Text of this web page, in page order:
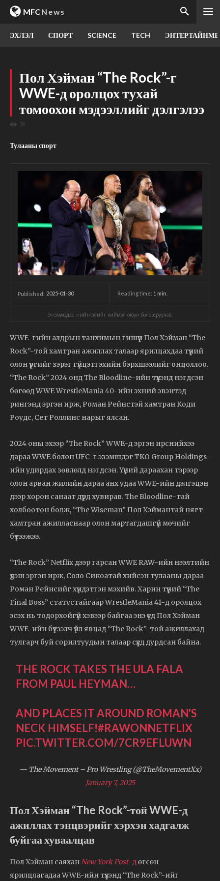
MFCNews
ЭХЛЭЛ СПОРТ SCIENCE TECH
Пол Хэйман “The Rock”-г
WWE-д оролцох тухай
томоохон мэдээллийг дэлгэлээ
78
Тулааны спорт
Published: 2025-01-30 Reading time: 1 min.
Энэхүү мэдээ, нийтлэлийг хиймэл оюун боловсруулав.
WWE-гийн алдрын танхимын гишүүн Пол Хэйман “The
Rock”-той хамтран ажиллах талаар ярилцахдаа түүний
олон үүргийг зэрэг гүйцэтгэхийн бэрхшээлийг онцоллоо.
“The Rock” 2024 онд The Bloodline-ийн түүхэнд нэгдсэн
бөгөөд WWE WrestleMania 40-ийн эхний эвэнтэд
рингэнд эргэн ирж, Роман Рейнстэй хамтран Коди
Роудс, Сет Роллинс нарыг ялсан.
2024 оны эхээр “The Rock” WWE-д эргэн ирснийхээ
дараа WWE болон UFC-г эзэмшдэг TKO Group Holdings-
ийн удирдах зөвлөлд нэгдсэн. Үүний дараахан тэрээр
олон арван жилийн дараа анх удаа WWE-ийн дэлгэцэн
дээр хорон санаат дүрд хувирав. The Bloodline-тай
холбоотон болж, “The Wiseman” Пол Хэймантай нягт
хамтран ажилласнаар олон мартагдашгүй мөчийг
бүтээжээ.
“The Rock” Netflix дээр гарсан WWE RAW-ийн нээлтийн
үдэш эргэн ирж, Соло Сикоатай хийсэн тулааны дараа
Роман Рейнсийг хүндэтгэн мэхийв. Харин түүний “The
Final Boss” статустайгаар WrestleMania 41-д оролцох
эсэх нь тодорхойгүй хэвээр байгаа энэ үед Пол Хэйман
WWE-ийн бүтээлч үйл явцад “The Rock”-той ажиллахад
тулгарч буй сорилтуудын талаар сүүлд дурдсан байна.
THE ROCK TAKES THE ULA FALA
FROM PAUL HEYMAN…
AND PLACES IT AROUND ROMAN'S
NECK HIMSELF!#RAWONNETFLIX
PIC.TWITTER.COM/7CR9EFLUWN
— The Movement – Pro Wrestling (@TheMovementXx)
January 7, 2025
Пол Хэйман “The Rock”-той WWE-д
ажиллах тэнцвэрийг хэрхэн хадгалж
буйгаа хуваалцав
Пол Хэйман саяханNew York Post-дөгсөн
ярилцлагадаа WWE-ийн түүхэнд “The Rock”-ийг